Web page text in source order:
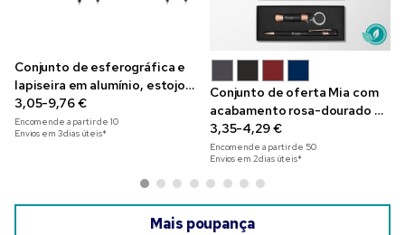
Conjunto de esferográfica e
lapiseira em alumínio, estojo
de oferta
3,05-9,76 €
Encomende a partir de 10
Envios em 3 dias úteis*
Conjunto de oferta Mia com
acabamento rosa-dourado e
caixa de agradecimento
3,35-4,29 €
Encomende a partir de 50
Envios em 2 dias úteis*
Mais poupança